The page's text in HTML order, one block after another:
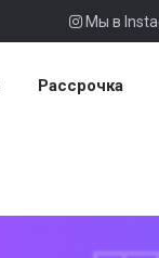
Мы в
Рассрочка